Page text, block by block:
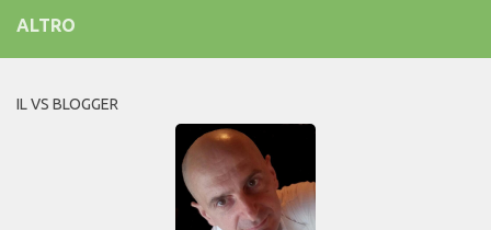
ALTRO
IL VS BLOGGER